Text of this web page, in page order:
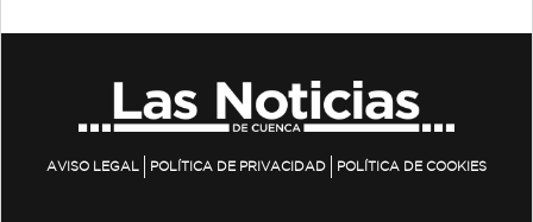
AVISO LEGAL POLÍTICA DE PRIVACIDAD POLÍTICA DE COOKIES